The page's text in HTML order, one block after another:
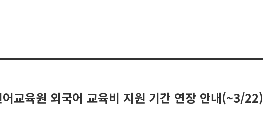
교육원 외국어 교육비 지원 기간 연장 안내(~3/22)